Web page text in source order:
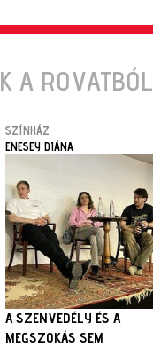
A ROVATBÓL
SZÍNHÁZ
ENESEY DIÁNA
A SZENVEDÉLY ÉS A
MEGSZOKÁS SEM